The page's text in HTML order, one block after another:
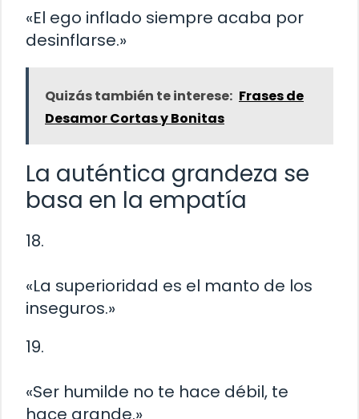
«El ego inflado siempre acaba por
desinflarse.»
Quizás también te interese: Frases de
Desamor Cortas y Bonitas
La auténtica grandeza se
basa en la empatía
18.
«La superioridad es el manto de los
inseguros.»
19.
«Ser humilde no te hace débil, te
hace grande.»